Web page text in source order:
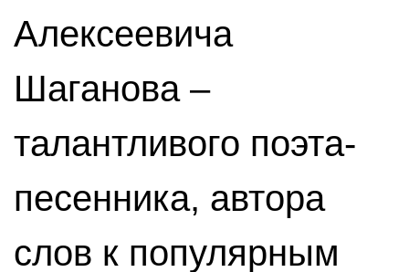
Алексеевича
Шаганова –
талантливого поэта-
песенника, автора
слов к популярным